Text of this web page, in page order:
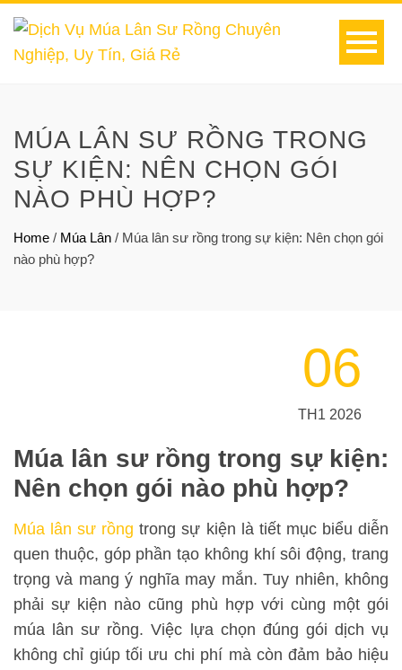
MÚA LÂN SƯ RỒNG TRONG
SỰ KIỆN: NÊN CHỌN GÓI
NÀO PHÙ HỢP?
Home / Múa Lân / Múa lân sư rồng trong sự kiện: Nên chọn gói
nào phù hợp?
06
TH1 2026
Múa lân sư rồng trong sự kiện:
Nên chọn gói nào phù hợp?
Múa lân sư rồngtrong sự kiện là tiết mục biểu diễn
quen thuộc, góp phần tạo không khí sôi động, trang
trọng và mang ý nghĩa may mắn. Tuy nhiên, không
phải sự kiện nào cũng phù hợp với cùng một gói
múa lân sư rồng. Việc lựa chọn đúng gói dịch vụ
không chỉ giúp tối ưu chi phí mà còn đảm bảo hiệu